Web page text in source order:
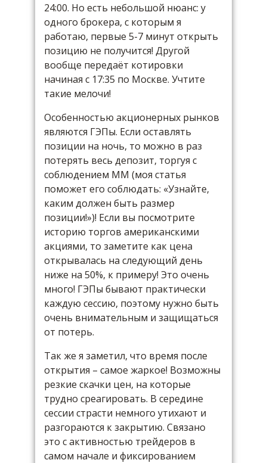
24:00. Но есть небольшой нюанс: у
одного брокера, с которым я
работаю, первые 5-7 минут открыть
позицию не получится! Другой
вообще передаёт котировки
начиная с 17:35 по Москве. Учтите
такие мелочи!
Особенностью акционерных рынков
являются ГЭПы. Если оставлять
позиции на ночь, то можно в раз
потерять весь депозит, торгуя с
соблюдением ММ (моя статья
поможет его соблюдать: «Узнайте,
каким должен быть размер
позиции!»)! Если вы посмотрите
историю торгов американскими
акциями, то заметите как цена
открывалась на следующий день
ниже на 50%, к примеру! Это очень
много! ГЭПы бывают практически
каждую сессию, поэтому нужно быть
очень внимательным и защищаться
от потерь.
Так же я заметил, что время после
открытия – самое жаркое! Возможны
резкие скачки цен, на которые
трудно среагировать. В середине
сессии страсти немного утихают и
разгораются к закрытию. Связано
это с активностью трейдеров в
самом начале и фиксированием